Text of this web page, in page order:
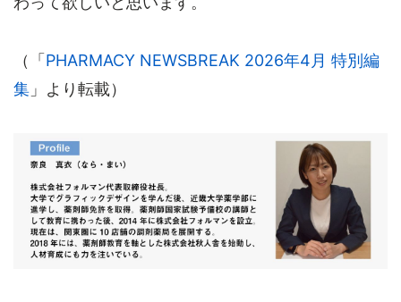
（「PHARMACY NEWSBREAK 2026年4月 特別編
集 」より転載）